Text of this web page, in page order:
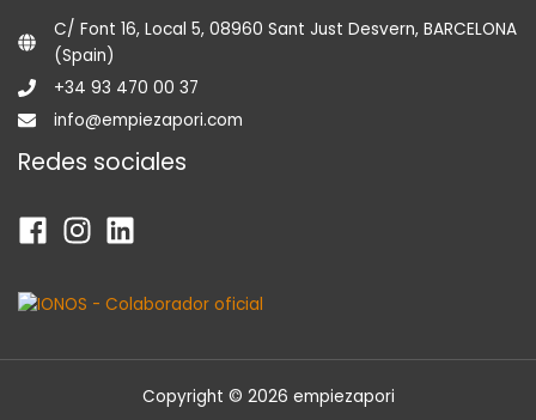
C/ Font 16, Local 5, 08960 Sant Just Desvern, BARCELONA
(Spain)
+34 93 470 00 37
info@empiezapori.com
Redes sociales
Copyright © 2026 empiezapori